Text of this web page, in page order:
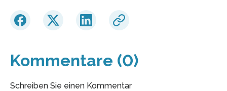
Kommentare (0)
Schreiben Sie einen Kommentar